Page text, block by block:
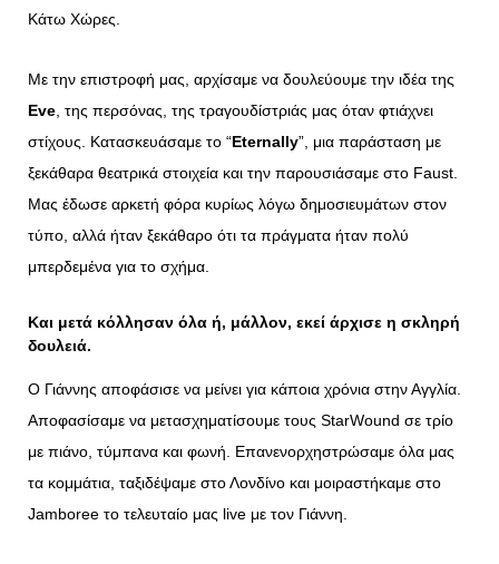
Κάτω Χώρες.
Με την επιστροφή μας, αρχίσαμε να δουλεύουμε την ιδέα της
Eve , της περσόνας, της τραγουδίστριάς μας όταν φτιάχνει
στίχους. Κατασκευάσαμε το “Eternally”, μια παράσταση με
ξεκάθαρα θεατρικά στοιχεία και την παρουσιάσαμε στο Faust.
Μας έδωσε αρκετή φόρα κυρίως λόγω δημοσιευμάτων στον
τύπο, αλλά ήταν ξεκάθαρο ότι τα πράγματα ήταν πολύ
μπερδεμένα για το σχήμα.
Και μετά κόλλησαν όλα ή, μάλλον, εκεί άρχισε η σκληρή
δουλειά.
Ο Γιάννης αποφάσισε να μείνει για κάποια χρόνια στην Αγγλία.
Αποφασίσαμε να μετασχηματίσουμε τους StarWound σε τρίο
με πιάνο, τύμπανα και φωνή. Επανενορχηστρώσαμε όλα μας
τα κομμάτια, ταξιδέψαμε στο Λονδίνο και μοιραστήκαμε στο
Jamboree το τελευταίο μας live με τον Γιάννη.